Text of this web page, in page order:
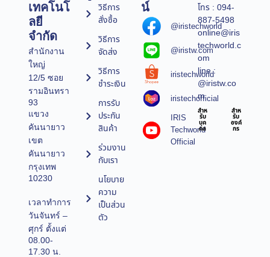
เทคโนโ
ลยี
จำกัด
สำนักงาน
ใหญ่
12/5 ซอย
รามอินทรา
93
แขวง
คันนายาว
เขต
คันนายาว
กรุงเทพ
10230
เวลาทำการ
วันจันทร์ –
ศุกร์ ตั้งแต่
08.00-
17.30 น.
วิธีการ
สั่งซื้อ
วิธีการ
จัดส่ง
วิธีการ
ชำระเงิน
การรับ
ประกัน
สินค้า
ร่วมงาน
กับเรา
นโยบาย
ความ
เป็นส่วน
ตัว
น์
@iristechworld
@iristw.com
iristechworld
iristechofficial
IRIS
Techworld
Official
โทร : 094-
887-5498
online@iris
techworld.c
om
line :
@iristw.co
m
สำห
รับ
บุค
คล
สำห
รับ
องค์
กร